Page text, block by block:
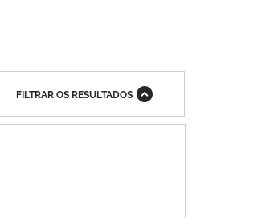
FILTRAR OS RESULTADOS